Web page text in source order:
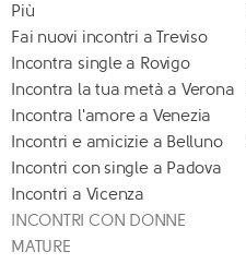
Più
Fai nuovi incontri a Treviso
Incontra single a Rovigo
Incontra la tua metà a Verona
Incontra l'amore a Venezia
Incontri e amicizie a Belluno
Incontri con single a Padova
Incontri a Vicenza
INCONTRI CON DONNE
MATURE